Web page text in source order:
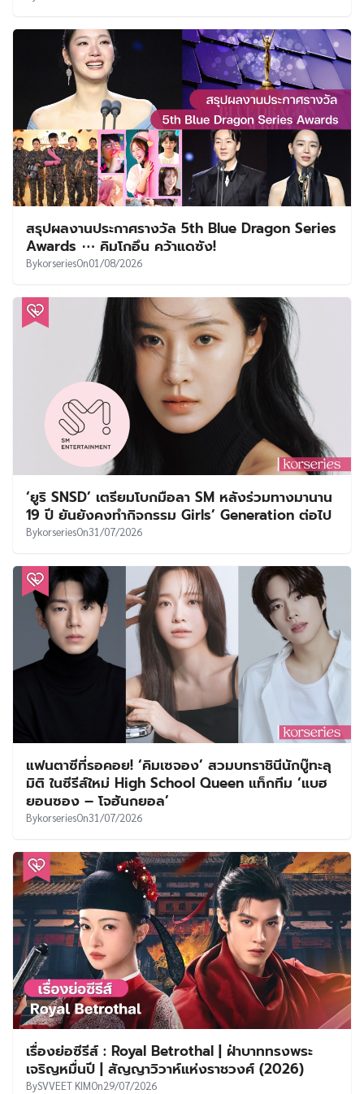
สรุปผลงานประกาศรางวัล 5th Blue Dragon Series
Awards ⋯ คิมโกอึน คว้าแดซัง!
BykorseriesOn01/08/2026
‘ยูริ SNSD’ เตรียมโบกมือลา SM หลังร่วมทางมานาน
19 ปี ยันยังคงทำกิจกรรม Girls’ Generation ต่อไป
BykorseriesOn31/07/2026
แฟนตาซีที่รอคอย! ‘คิมเซจอง’ สวมบทราชินีนักบู๊ทะลุ
มิติ ในซีรีส์ใหม่ High School Queen แท็กทีม ‘แบฮ
ยอนซอง – โจฮันกยอล’
BykorseriesOn31/07/2026
เรื่องย่อซีรีส์ : Royal Betrothal | ฝ่าบาททรงพระ
เจริญหมื่นปี | สัญญาวิวาห์แห่งราชวงศ์ (2026)
BySVVEET KIMOn29/07/2026